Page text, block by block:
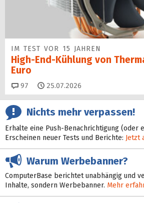
IM TEST VOR 15 JAHREN
High-End-Kühlung von
Euro
97 Kommentare
25.07.2026
Nichts mehr verpassen!
Erhalte eine Push-Benachrichtigung (oder
Erscheinen neuer Tests und Berichte: Jetzt
Warum Werbebanner?
ComputerBase berichtet unabhängig und
Inhalte, sondern Werbebanner. Mehr